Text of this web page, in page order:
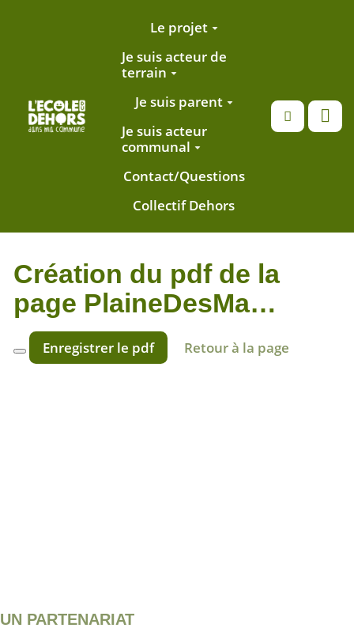
Aller au contenu principalLe projet
Je suis acteur de
terrain
Je suis parent
Je suis acteur
communal
Contact/Questions
Collectif Dehors
Création du pdf de la
page PlaineDesMa…
Enregistrer le pdf Retour à la page
UN PARTENARIAT